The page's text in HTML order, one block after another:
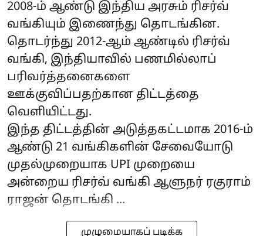
2008-ம் ஆண்டு இந்திய அரசும் ரிசர்வ்
வங்கியும் இணைந்து தொடங்கின.
தொடர்ந்து 2012-ஆம் ஆண்டில் ரிசர்வ்
வங்கி, இந்தியாவில் பணமில்லாப்
பரிவர்த்தனைகளை
ஊக்குவிப்பதற்கான திட்டத்தை
வெளியிட்டது.
இந்த திட்டத்தின் அடுத்தகட்டமாக 2016-ம்
ஆண்டு 21 வங்கிகளின் சேவையோடு
முதல்முறையாக UPI முறையை
அன்றைய ரிசர்வ் வங்கி ஆளுநர் ரகுராம்
ராஜன் தொடங்கி ...
முழுமையாகப் படிக்க